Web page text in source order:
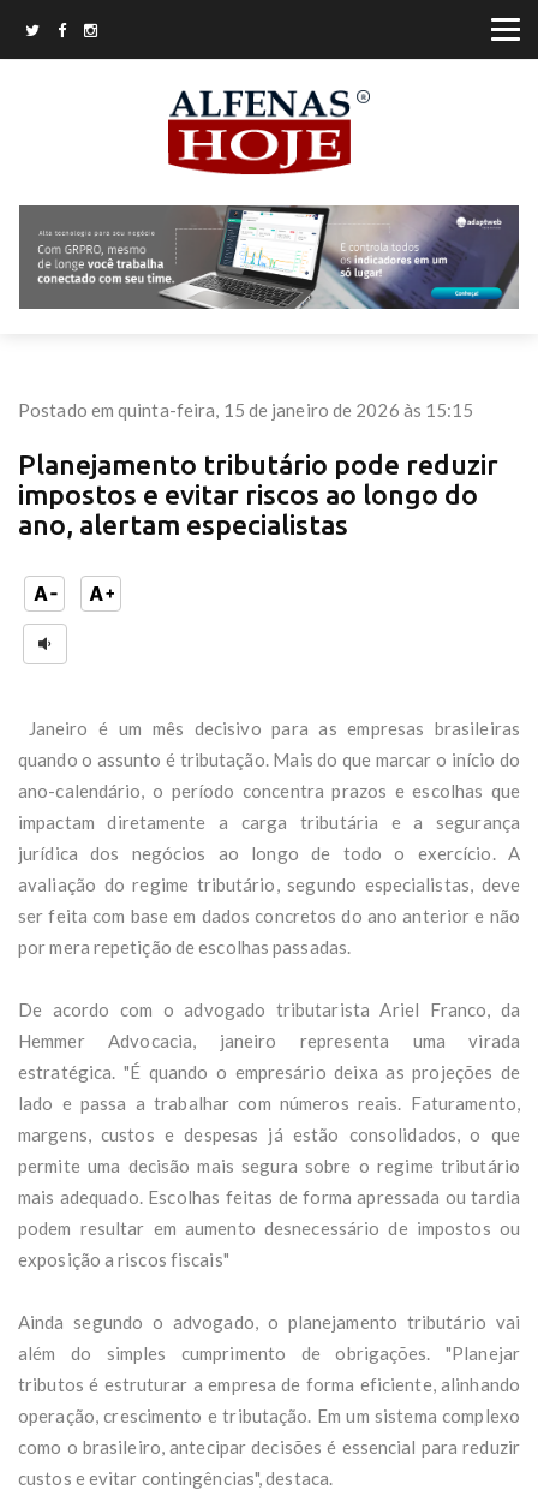
Postado em quinta-feira, 15 de janeiro de 2026 às 15:15
Planejamento tributário pode reduzir
impostos e evitar riscos ao longo do
ano, alertam especialistas
Janeiro é um mês decisivo para as empresas brasileiras
quando o assunto é tributação. Mais do que marcar o início do
ano-calendário, o período concentra prazos e escolhas que
impactam diretamente a carga tributária e a segurança
jurídica dos negócios ao longo de todo o exercício. A
avaliação do regime tributário, segundo especialistas, deve
ser feita com base em dados concretos do ano anterior e não
por mera repetição de escolhas passadas.
De acordo com o advogado tributarista Ariel Franco, da
Hemmer Advocacia, janeiro representa uma virada
estratégica. "É quando o empresário deixa as projeções de
lado e passa a trabalhar com números reais. Faturamento,
margens, custos e despesas já estão consolidados, o que
permite uma decisão mais segura sobre o regime tributário
mais adequado. Escolhas feitas de forma apressada ou tardia
podem resultar em aumento desnecessário de impostos ou
exposição a riscos fiscais"
Ainda segundo o advogado, o planejamento tributário vai
além do simples cumprimento de obrigações. "Planejar
tributos é estruturar a empresa de forma eficiente, alinhando
operação, crescimento e tributação. Em um sistema complexo
como o brasileiro, antecipar decisões é essencial para reduzir
custos e evitar contingências", destaca.